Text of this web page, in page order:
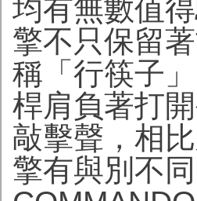
均有無數值
擎不只保留
稱「行筷子
桿肩負著打
敲擊聲，相
擎有與別不